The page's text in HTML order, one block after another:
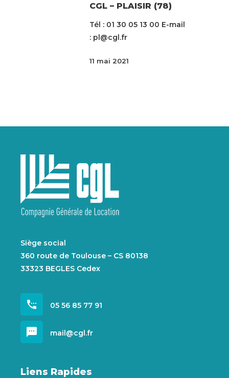
CGL – PLAISIR (78)
Tél : 01 30 05 13 00 E-mail
: pl@cgl.fr
11 mai 2021
Siège social
360 route de Toulouse – CS 80138
33323 BEGLES Cedex
settings_phone 05 56 85 77 91
sms mail@cgl.fr
Liens Rapides